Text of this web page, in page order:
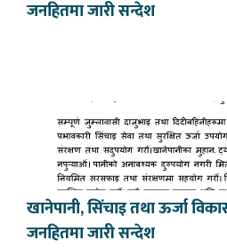
जनहितमा जारी सन्देश
खानेपानी, सिंचाइ तथा ऊर्जा
जनहितमा जारी सन्देश